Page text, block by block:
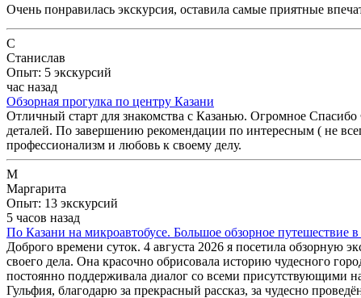
Очень понравилась экскурсия, оставила самые приятные
С
Станислав
Опыт: 5 экскурсий
час назад
Обзорная прогулка по центру Казани
Отличный старт для знакомства с Казанью. Огромное
деталей. По завершению рекомендации по интересным ( не
профессионализм и любовь к своему делу.
М
Маргарита
Опыт: 13 экскурсий
5 часов назад
По Казани на микроавтобусе. Большое обзорное путешествие
Доброго времени суток. 4 августа 2026 я посетила обзорную
своего дела. Она красочно обрисовала историю чудесного
постоянно поддерживала диалог со всеми присутствующими
Гульфия, благодарю за прекрасный рассказ, за чудесно